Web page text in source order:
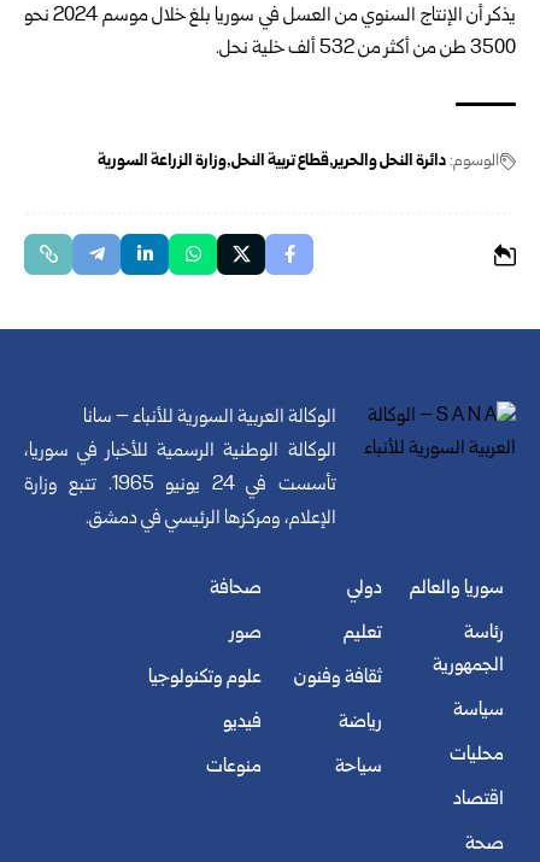
يذكر أن الإنتاج السنوي من العسل في سوريا بلغ خلال موسم 2024 نحو
3500 طن من أكثر من 532 ألف خلية نحل.
الوسوم:دائرة النحل والحرير قطاع تربية النحل وزارة الزراعة السورية
الوكالة العربية السورية للأنباء – سانا
الوكالة الوطنية الرسمية للأخبار في سوريا،
تأسست في 24 يونيو 1965. تتبع وزارة
الإعلام، ومركزها الرئيسي في دمشق.
سوريا والعالم
رئاسة
الجمهورية
سياسة
محليات
اقتصاد
صحة
دولي
تعليم
ثقافة وفنون
رياضة
سياحة
صحافة
صور
علوم وتكنولوجيا
فيديو
منوعات